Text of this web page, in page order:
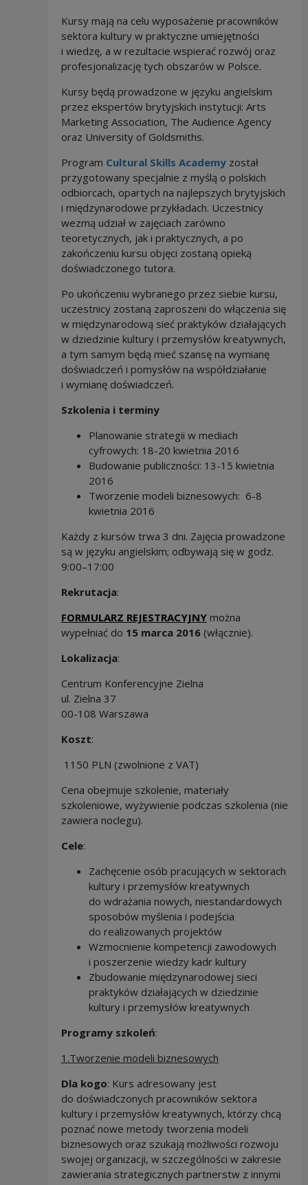
Kursy mają na celu wyposażenie pracowników
sektora kultury w praktyczne umiejętności
i wiedzę, a w rezultacie wspierać rozwój oraz
profesjonalizację tych obszarów w Polsce.
Kursy będą prowadzone w języku angielskim
przez ekspertów brytyjskich instytucji: Arts
Marketing Association, The Audience Agency
oraz University of Goldsmiths.
Program Cultural Skills Academyzostał
przygotowany specjalnie z myślą o polskich
odbiorcach, opartych na najlepszych brytyjskich
i międzynarodowe przykładach. Uczestnicy
wezmą udział w zajęciach zarówno
teoretycznych, jak i praktycznych, a po
zakończeniu kursu objęci zostaną opieką
doświadczonego tutora.
Po ukończeniu wybranego przez siebie kursu,
uczestnicy zostaną zaproszeni do włączenia się
w międzynarodową sieć praktyków działających
w dziedzinie kultury i przemysłów kreatywnych,
a tym samym będą mieć szansę na wymianę
doświadczeń i pomysłów na współdziałanie
i wymianę doświadczeń.
Szkolenia i terminy
Planowanie strategii w mediach
cyfrowych: 18-20 kwietnia 2016
Budowanie publiczności: 13-15 kwietnia
2016
Tworzenie modeli biznesowych: 6-8
kwietnia 2016
Każdy z kursów trwa 3 dni. Zajęcia prowadzone
są w języku angielskim; odbywają się w godz.
9:00–17:00
Rekrutacja:
FORMULARZ REJESTRACYJNYmożna
wypełniać do 15 marca 2016(włącznie).
Lokalizacja:
Centrum Konferencyjne Zielna
ul. Zielna 37
00-108 Warszawa
Koszt:
1150 PLN (zwolnione z VAT)
Cena obejmuje szkolenie, materiały
szkoleniowe, wyżywienie podczas szkolenia (nie
zawiera noclegu).
Cele:
Zachęcenie osób pracujących w sektorach
kultury i przemysłów kreatywnych
do wdrażania nowych, niestandardowych
sposobów myślenia i podejścia
do realizowanych projektów
Wzmocnienie kompetencji zawodowych
i poszerzenie wiedzy kadr kultury
Zbudowanie międzynarodowej sieci
praktyków działających w dziedzinie
kultury i przemysłów kreatywnych
Programy szkoleń:
1.Tworzenie modeli biznesowych
Dla kogo: Kurs adresowany jest
do doświadczonych pracowników sektora
kultury i przemysłów kreatywnych, którzy chcą
poznać nowe metody tworzenia modeli
biznesowych oraz szukają możliwości rozwoju
swojej organizacji, w szczególności w zakresie
zawierania strategicznych partnerstw z innymi